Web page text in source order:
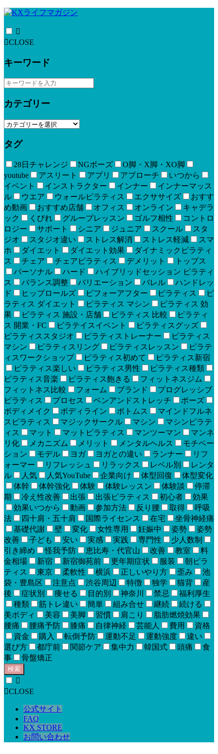
CLOSE
キーワード
カテゴリー
タグ
28日チャレンジ NGポーズ
O脚・X脚・XO脚
youtube
アスリート アプリ アプローチ
いつから
イベント
インストラクター インナー
インナーマッス
ル
ウエア ウォールピラティス エクササイズ
おすす
め動画
おすすめ店舗 オフィス オンライン
キャデラ
ック
くびれ グループレッスン ゴルフ相性
コントロ
ロジー
サポート シニア ジュニア スクール
スタ
ジオ
スタジオ違い ストレス解消 ストレス軽減
スマ
ホ
ダイエット ダイエット効果
ダイナミックピラティ
ス
チェア チェアピラティス デメリット
トップス
パーソナル
ハード
ハイブリッドセッション ピラティ
ス
バランス調整 バリエーション バレル
ハンドレッ
ド
ヒップロールズ ビフォーアフター ピラティス
ピ
ラティス ダイエット
ピラティス マシン
ピラティス 効
果
ピラティス 施設・店舗 ピラティス 比較
ピラティ
ス 開業・FC
ピラテイスイベント
ピラティスグッズ
ピラティススタジオ
ピラティストレーナー
ピラティス
マシン
ピラティスリング ピラティスレッスン
ピラテ
ィスワークショップ
ピラティス初めて
ピラティス新宿
ピラティス楽しい
ピラティス男性
ピラティス種類
ピラティス音楽
ピラティス飽きる
フィットネスジム
フィットネス比較
フォーム ブランド
プログレッシブ
ピラティス
プロセス ベンアンドストレッチ
ポーズ
ボディメイク
ボディライン ボトムス
マインドフルネ
スピラティス
マジックサークル マシン
マシンピラテ
ィス
マット マットピラティス マンツーマン
マンネ
リ化
メカニズム メリット メンタルヘルス
モチベー
ション
モデル ヨガ ヨガとの違い ランナー
リフ
ォーマー
リフレッシュ リラックス レベル別
レンタ
ル
人気 人気YouTube 企業向け 体型回復
体型変化
体幹
体幹強化 体験 体験レッスン 体験談
停滞
期
冷え性改善 出張 出張ピラティス 初心者
効果
効果いつから
動画 参加方法 反り腰 取得
呼吸
法
四十肩・五十肩 国際ライセンス 在宅
坐骨神経痛
基礎代謝
壁 変化 女性専用 妊娠中 姿勢
姿勢
改善
子ども 安い 実感 実践 専門性
少人数制
引き締め
怪我予防 恵比寿・代官山 改善 教室
料
金相場
新宿 新宿御苑前 更年期症状 服装
朝ピラ
ティス
東京 柔軟性 横浜 正しいやり方 歪み
池
袋・豊島区
注意点 渋谷周辺 特徴 独学 猫背
産
後
症状別 痩せる 目的別 神奈川 禁忌
福利厚生
種類
筋トレ違い 簡単 組み合せ 継続
続ける
美ボディ
美容 美脚 習慣 肩こり
脂肪燃焼効果
腰痛
腰痛予防 膝痛 自律神経 芸能人 費用
資格
資金
購入 転倒予防 運動不足 運動強度
違い
選び方
都庁前 関節ケア 集中力 韓国式 頭痛
食
事
骨盤矯正
検索
CLOSE
公式サイト
FAQ
KX STORE
お問い合わせ